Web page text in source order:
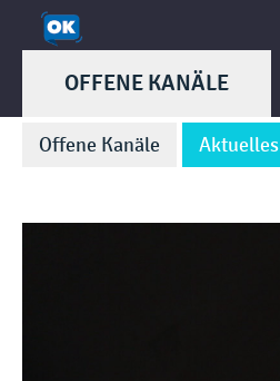
OFFENE KANÄLE
Offene Kanäle Aktuelles